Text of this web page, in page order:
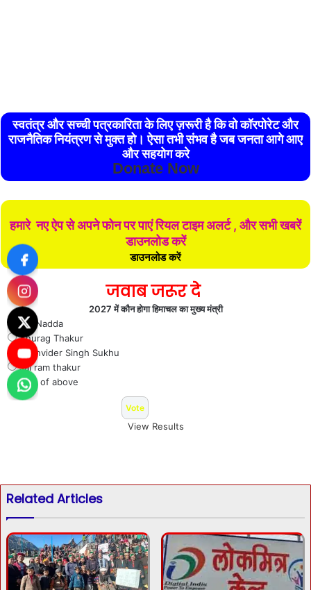
स्वतंत्र और सच्ची पत्रकारिता के लिए ज़रूरी है कि वो कॉरपोरेट और
राजनैतिक नियंत्रण से मुक्त हो। ऐसा तभी संभव है जब जनता आगे आए
और सहयोग करे
Donate Now
हमारे नए ऐप से अपने फोन पर पाएं रियल टाइम अलर्ट , और सभी खबरें
डाउनलोड करें
डाउनलोड करें
जवाब जरूर दे
2027 में कौन होगा हिमाचल का मुख्य मंत्री
J P Nadda
Anurag Thakur
Sukhvider Singh Sukhu
Jai ram thakur
Non of above
View Results
Related Articles